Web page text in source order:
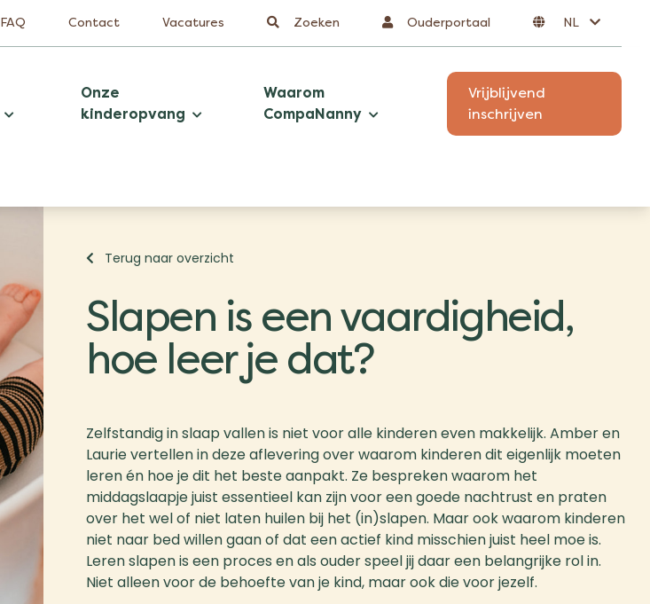
FAQ Contact Vacatures Zoeken Ouderportaal NL
Onze
kinderopvang
Waarom
CompaNanny
Vrijblijvend
inschrijven
Terug naar overzicht
Slapen is een vaardigheid,
hoe leer je dat?
Zelfstandig in slaap vallen is niet voor alle kinderen even makkelijk. Amber en
Laurie vertellen in deze aflevering over waarom kinderen dit eigenlijk moeten
leren én hoe je dit het beste aanpakt. Ze bespreken waarom het
middagslaapje juist essentieel kan zijn voor een goede nachtrust en praten
over het wel of niet laten huilen bij het (in)slapen. Maar ook waarom kinderen
niet naar bed willen gaan of dat een actief kind misschien juist heel moe is.
Leren slapen is een proces en als ouder speel jij daar een belangrijke rol in.
Niet alleen voor de behoefte van je kind, maar ook die voor jezelf.